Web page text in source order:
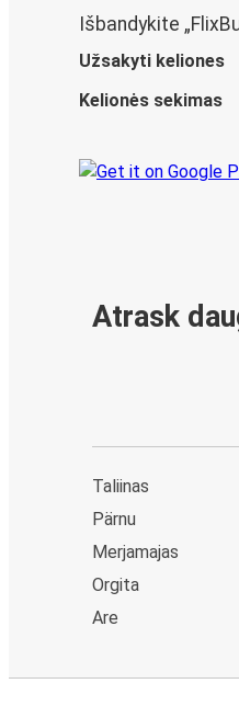
Išbandykite
Užsakyti keliones
Kelionės sekimas
Atrask
Taliinas
Pärnu
Merjamajas
Orgita
Are